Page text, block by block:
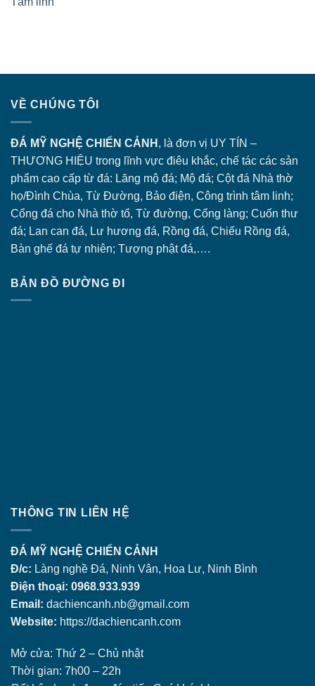
VỀ CHÚNG TÔI
ĐÁ MỸ NGHỆ CHIẾN CẢNH , là đơn vị UY TÍN –
THƯƠNG HIỆU trong lĩnh vực điêu khắc, chế tác các sản
phẩm cao cấp từ đá: Lăng mộ đá; Mộ đá; Cột đá Nhà thờ
họ/Đình Chùa, Từ Đường, Bảo điện, Công trình tâm linh;
Cổng đá cho Nhà thờ tổ, Từ đường, Cổng làng; Cuốn thư
đá; Lan can đá, Lư hương đá, Rồng đá, Chiếu Rồng đá,
Bàn ghế đá tự nhiên; Tượng phật đá,….
BẢN ĐỒ ĐƯỜNG ĐI
THÔNG TIN LIÊN HỆ
ĐÁ MỸ NGHỆ CHIẾN CẢNH
Đ/c: Làng nghề Đá, Ninh Vân, Hoa Lư, Ninh Bình
Điện thoại: 0968.933.939
Email: dachiencanh.nb@gmail.com
Website: https://dachiencanh.com
Mở cửa: Thứ 2 – Chủ nhật
Thời gian: 7h00 – 22h